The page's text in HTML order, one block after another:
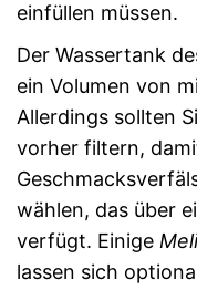
einfüllen müssen.
Der Wassertank
ein Volumen von
Allerdings sollten
vorher filtern,
wählen, das über
verfügt. Einige
lassen sich